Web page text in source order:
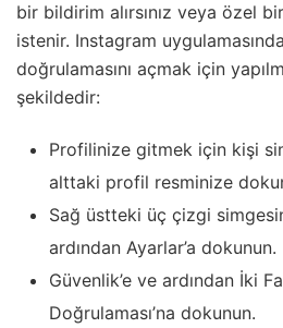
bir bildirim alırsınız veya özel
istenir. Instagram
doğrulamasını açmak için
şekildedir:
Profilinize gitmek için kişi
alttaki profil resminize
Sağ üstteki üç çizgi
ardından Ayarlar’a dokunun.
Güvenlik’e ve ardından İki
Doğrulaması’na dokunun.